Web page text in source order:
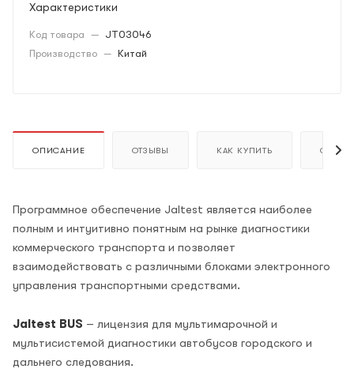
Характеристики
Код товара — JT03046
Производство — Китай
ОПИСАНИЕ ОТЗЫВЫ КАК КУПИТЬ ОПЛАТА
Программное обеспечение Jaltest является наиболее
полным и интуитивно понятным на рынке диагностики
коммерческого транспорта и позволяет
взаимодействовать с различными блоками электронного
управления транспортными средствами.
Jaltest BUS – лицензия для мультимарочной и
мультисистемой диагностики автобусов городского и
дальнего следования.